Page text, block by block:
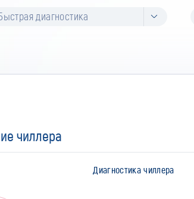
диагностика
чиллера
Диагностика чиллера